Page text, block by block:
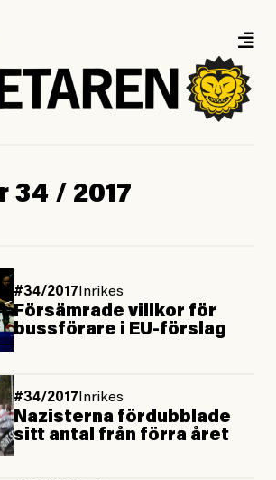
34 / 2017
#34/2017Inrikes
Försämrade villkor för
bussförare i EU-förslag
#34/2017 Inrikes
Nazisterna fördubblade
sitt antal från förra året